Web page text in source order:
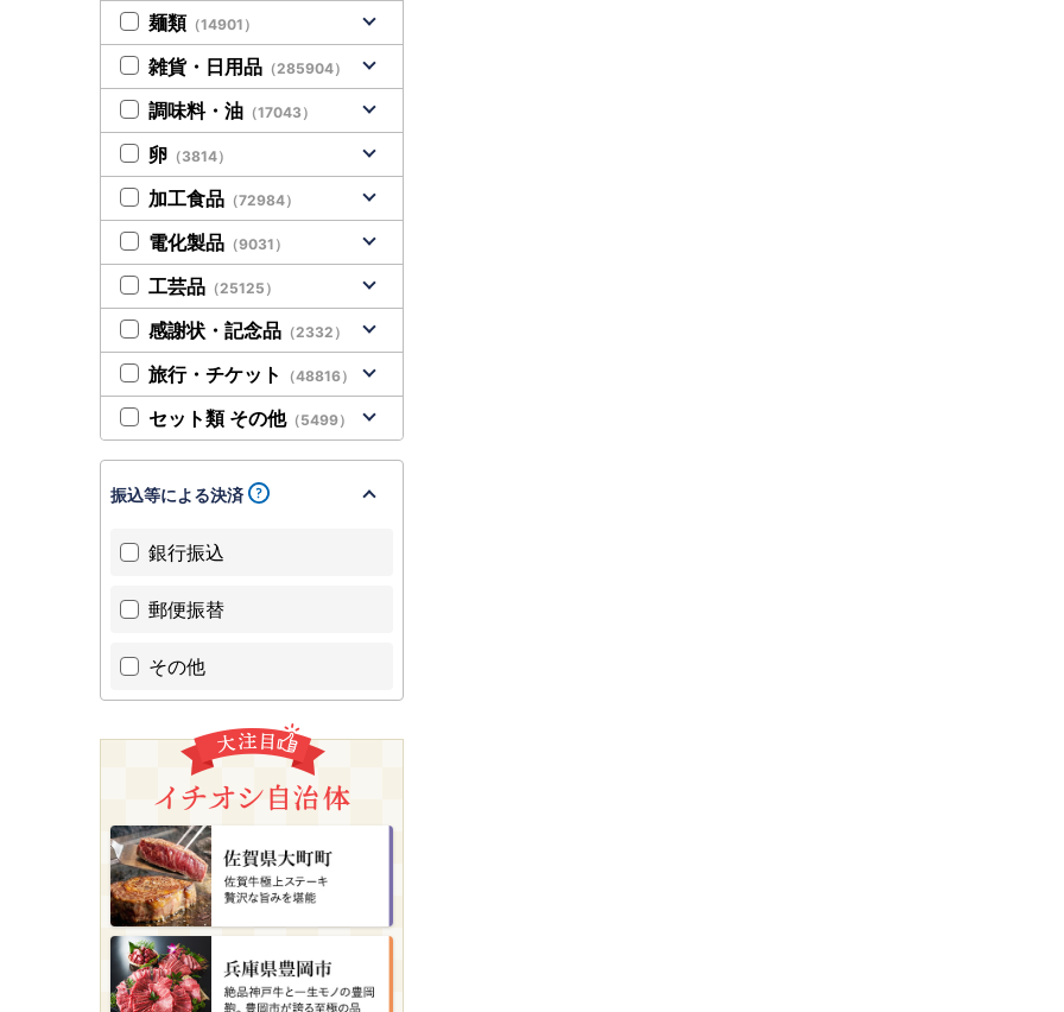
麺類 （14901）
雑貨・日用品 （285904）
調味料・油 （17043）
卵 （3814）
加工食品 （72984）
電化製品 （9031）
工芸品 （25125）
感謝状・記念品 （2332）
旅行・チケット （48816）
セット類 その他（5499）
振込等による決済
銀行振込
郵便振替
その他